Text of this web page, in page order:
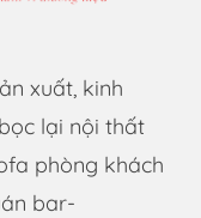
xuất, kinh
lại nội thất
phòng khách
bar-